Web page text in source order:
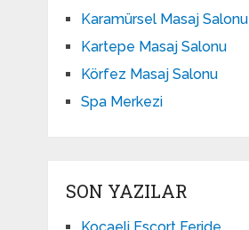
Karamürsel Masaj Salonu
Kartepe Masaj Salonu
Körfez Masaj Salonu
Spa Merkezi
SON YAZILAR